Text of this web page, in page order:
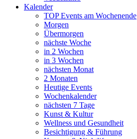
Kalender
TOP Events am Wochenende
Morgen
Übermorgen
nächste Woche
in 2 Wochen
in 3 Wochen
nächsten Monat
2 Monaten
Heutige Events
Wochenkalender
nächsten 7 Tage
Kunst & Kultur
Wellness und Gesundheit
Besichtigung & Führung